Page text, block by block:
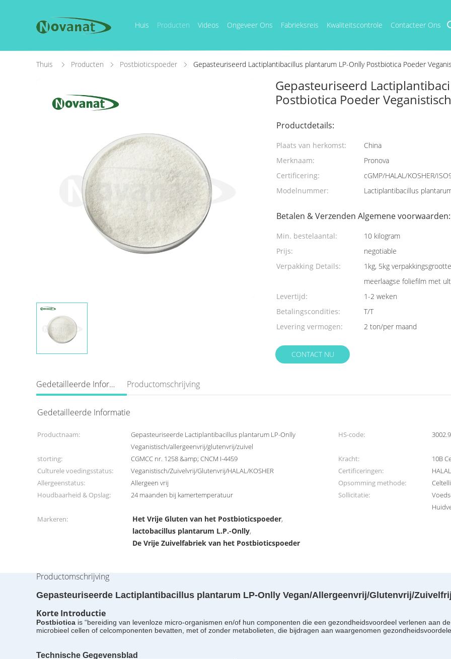
Huis Producten Videos Ongeveer Ons Fabrieksreis Kwaliteitscontrole Contacteer Ons
Thuis Producten Postbioticspoeder Gepasteuriseerd Lactiplantibacillus plantarum LP-Onlly Postbiotica Poeder
Gepasteuriseerd
Postbiotica Poeder
Productdetails:
Plaats van herkomst:
China
Merknaam:
Pronova
Certificering:
cGMP/HALAL/KOSHER/
Modelnummer:
Lactiplantibacillus
Betalen & Verzenden Algemene voorwaarden:
Min. bestelaantal:
10 kilogram
Prijs:
negotiable
Verpakking Details:
1kg, 5kg
meerlaagse foliefilm met
Levertijd:
1-2 weken
Betalingscondities:
T/T
Levering vermogen:
2 ton/per maand
CONTACT NU
Gedetailleerde Informatie Productomschrijving
Gedetailleerde Informatie
Productnaam:
Gepasteuriseerde Lactiplantibacillus plantarum LP-Onlly
Veganistisch/allergeenvrij/glutenvrij/zuivel
HS-code:
storting: CGMCC nr. 1258 &amp; CNCM I-4459 Kracht:
10B
Culturele voedingsstatus:
Veganistisch/Zuivelvrij/Glutenvrij/HALAL/KOSHER Certificeringen:
Allergeenstatus:
Allergeen vrij Opsomming methode:
Houdbaarheid & Opslag:
24 maanden bij kamertemperatuur Sollicitatie:
Markeren:
Het Vrije Gluten van het Postbioticspoeder,
lactobacillus plantarum L.P.-Onlly,
De Vrije Zuivelfabriek van het Postbioticspoeder
Productomschrijving
Gepasteuriseerde Lactiplantibacillus plantarum LP-Onlly Vegan/Allergeenvrij/Glutenvrij/
Korte Introductie
Postbiotica is “bereiding van levenloze micro-organismen en/of hun componenten die een gezondheidsvoordeel verlenen aan
microbieel cellen of celcomponenten bevatten, met of zonder metabolieten, die bijdragen aan waargenomen
Technische Gegevensblad